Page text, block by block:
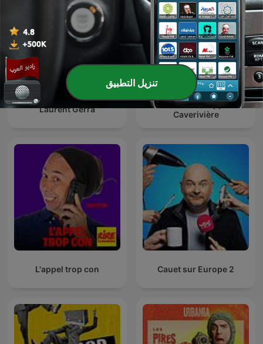
L'œil de Philippe
Caverivière
Laurent Gerra
Cauet sur Europe 2
L'appel trop con
تنزيل التطبيق